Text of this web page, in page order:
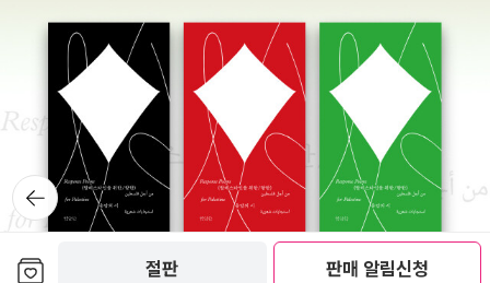
절판 판매 알림신청
뒤로가
기